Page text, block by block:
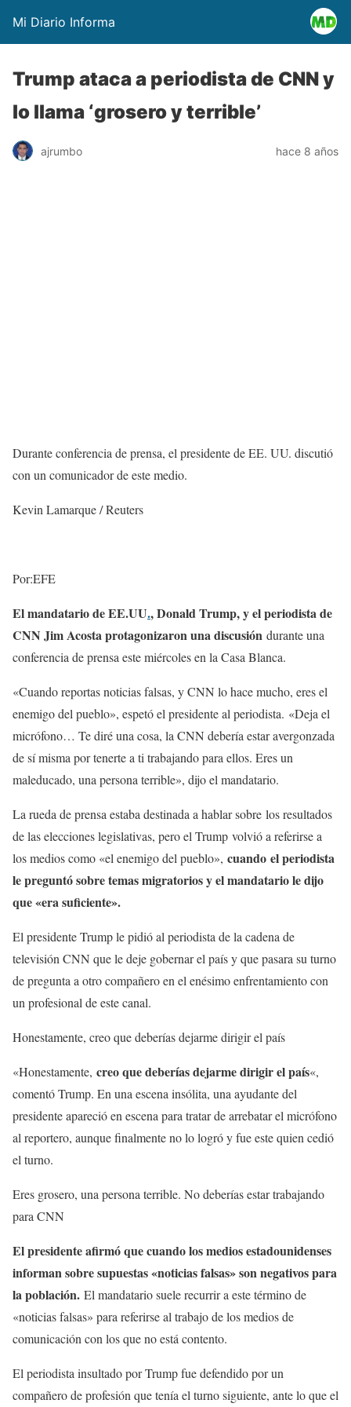
Mi Diario Informa
Trump ataca a periodista de CNN y
lo llama ‘grosero y terrible’
ajrumbo hace 8 años
Durante conferencia de prensa, el presidente de EE. UU. discutió
con un comunicador de este medio.
Kevin Lamarque / Reuters
Por:EFE
El mandatario de EE.UU., Donald Trump, y el periodista de
CNN Jim Acosta protagonizaron una discusión durante una
conferencia de prensa este miércoles en la Casa Blanca.
«Cuando reportas noticias falsas, y CNN lo hace mucho, eres el
enemigo del pueblo», espetó el presidente al periodista. «Deja el
micrófono… Te diré una cosa, la CNN debería estar avergonzada
de sí misma por tenerte a ti trabajando para ellos. Eres un
maleducado, una persona terrible», dijo el mandatario.
La rueda de prensa estaba destinada a hablar sobre los resultados
de las elecciones legislativas, pero el Trump volvió a referirse a
los medios como «el enemigo del pueblo», cuando el periodista
le preguntó sobre temas migratorios y el mandatario le dijo
que «era suficiente».
El presidente Trump le pidió al periodista de la cadena de
televisión CNN que le deje gobernar el país y que pasara su turno
de pregunta a otro compañero en el enésimo enfrentamiento con
un profesional de este canal.
Honestamente, creo que deberías dejarme dirigir el país
«Honestamente, creo que deberías dejarme dirigir el país«,
comentó Trump. En una escena insólita, una ayudante del
presidente apareció en escena para tratar de arrebatar el micrófono
al reportero, aunque finalmente no lo logró y fue este quien cedió
el turno.
Eres grosero, una persona terrible. No deberías estar trabajando
para CNN
El presidente afirmó que cuando los medios estadounidenses
informan sobre supuestas «noticias falsas» son negativos para
la población. El mandatario suele recurrir a este término de
«noticias falsas» para referirse al trabajo de los medios de
comunicación con los que no está contento.
El periodista insultado por Trump fue defendido por un
compañero de profesión que tenía el turno siguiente, ante lo que el